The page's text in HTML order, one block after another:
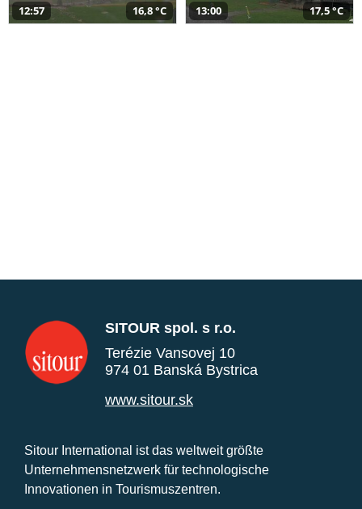
12:57 16,8 °C 13:00 17,5 °C
SITOUR spol. s r.o.
Terézie Vansovej 10
974 01 Banská Bystrica
www.sitour.sk
Sitour International ist das weltweit größte
Unternehmensnetzwerk für technologische
Innovationen in Tourismuszentren.